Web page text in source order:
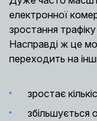
електронної
зростання
Насправді ж це
переходить на
зростає
збільшується